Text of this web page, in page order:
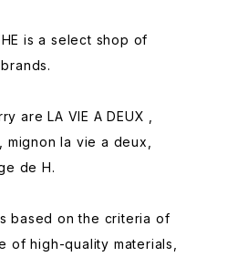
is a select shop of
are LA VIE A DEUX ,
mignon la vie a deux,
de H.
based on the criteria of
of high-quality materials,